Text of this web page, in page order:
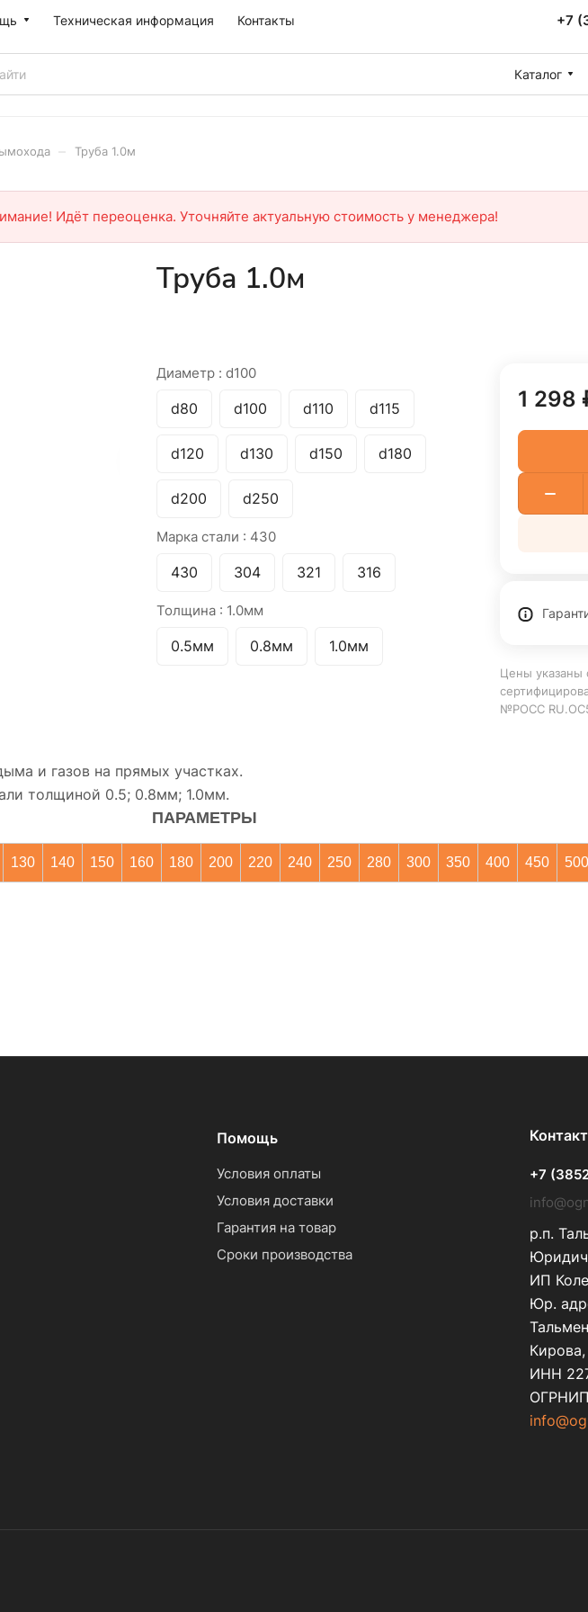
Техническая информация Контакты +7
Каталог
Труба 1.0м
Идёт переоценка. Уточняйте актуальную стоимость у менеджера!
Труба 1.0м
Диаметр : d100
d80 d100 d110 d115
d120 d130 d150 d180
d200 d250
Марка стали : 430
430 304 321 316
Толщина : 1.0мм
0.5мм 0.8мм 1.0мм
1 298
Цены
№РОСС
и газов на прямых участках.
толщиной 0.5; 0.8мм; 1.0мм.
ПАРАМЕТРЫ
130 140 150 160 180 200 220 240 250 280 300 350 400 450 500
Помощь
Условия оплаты
Условия доставки
Гарантия на товар
Сроки производства
+7
р.п.
ИП
Юр.
Кирова,
ИНН